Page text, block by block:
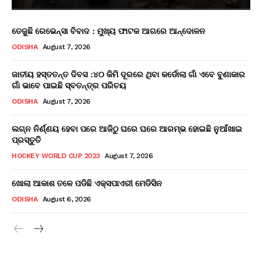
ତେଜୁଛି ରେଭେନ୍ସା ବିବାଦ : ମୁଖ୍ୟ ଫାଟକ ଆଗରେ ଆନ୍ଦୋଳନ
ODISHA August 7, 2026
ଜାତୀୟ ହସ୍ତତନ୍ତ ଦିବସ :୪୦ କିମି ଦୂରରେ ଥିବା କର୍ଡୋଲା ଗାଁ ଏବେ ବୁଣାକାର
ଗାଁ ଭାବେ ପାଇଛି ସ୍ବତନ୍ତ୍ର ପରିଚୟ
ODISHA August 7, 2026
ଲଗ୍ନ ନିର୍ଣ୍ଣୟ ହେବା ପରେ ଆଜିଠୁ ଘରେ ଘରେ ଆରମ୍ଭ ହୋଇଛି ନୁଆଁଖାଇ
ପ୍ରସ୍ତୁତି
HOCKEY WORLD CUP 2023 August 7, 2026
ଖୋଲା ଆକାଶ ତଳେ ପଡିଛି ଏକ୍ସପାଏରୀ ମେଡିସିନ
ODISHA August 6, 2026